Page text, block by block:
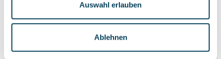
Auswahl erlauben
Ablehnen
Personalverantwortung
Budgetverantwortung